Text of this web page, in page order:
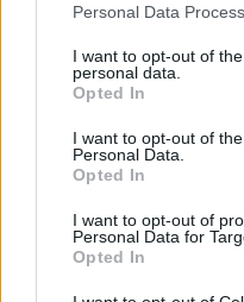
Personal Data
I want to opt-out of
personal data.
Opted In
I want to opt-out of
Personal Data.
Opted In
I want to opt-out of
Personal Data for
Opted In
Bemutatkozás: Immár közel
elkezdte működését a Mike
a Portobello aukciósház
oldalunkon bonyolítjuk